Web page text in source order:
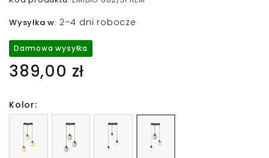
Wysyłka w: 2–4 dni robocze
Darmowa wysyłka
389,00 zł
Kolor: